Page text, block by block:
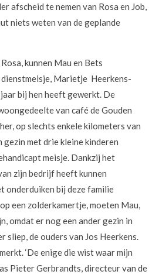
afscheid te nemen van Rosa en Job,
niets weten van de geplande
kunnen Mau en Bets
Marietje Heerkens-
bij hen heeft gewerkt. De
van café de Gouden
op slechts enkele kilometers van
gezin met drie kleine kinderen
meisje. Dankzij het
zijn bedrijf heeft kunnen
onderduiken bij deze familie
een zolderkamertje, moeten Mau,
omdat er nog een ander gezin in
sliep, de ouders van Jos Heerkens.
‘De enige die wist waar mijn
Pieter Gerbrandts, directeur van de